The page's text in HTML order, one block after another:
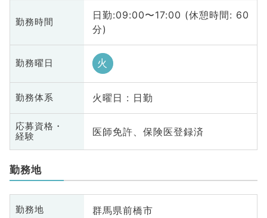
勤務時間
日勤:09:00〜17:00 (休憩時間: 60
分)
勤務曜日 火
勤務体系 火曜日 : 日勤
応募資格・
経験
医師免許、保険医登録済
勤務地
勤務地 群馬県前橋市